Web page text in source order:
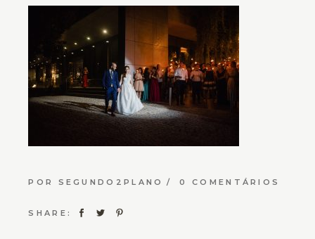
POR SEGUNDO2PLANO 0 COMENTÁRIOS
SHARE: